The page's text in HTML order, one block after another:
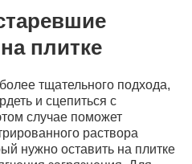
плитке
тщательного подхода,
и сцепиться с
случае поможет
раствора
нужно оставить на плитке